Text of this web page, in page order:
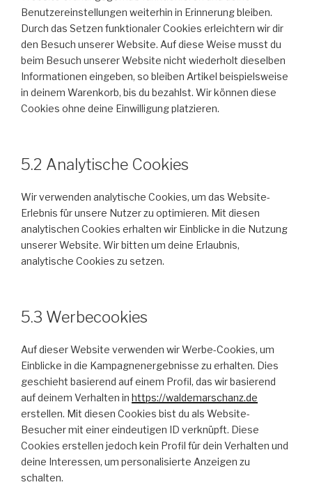
Benutzereinstellungen weiterhin in Erinnerung bleiben.
Durch das Setzen funktionaler Cookies erleichtern wir dir
den Besuch unserer Website. Auf diese Weise musst du
beim Besuch unserer Website nicht wiederholt dieselben
Informationen eingeben, so bleiben Artikel beispielsweise
in deinem Warenkorb, bis du bezahlst. Wir können diese
Cookies ohne deine Einwilligung platzieren.
5.2 Analytische Cookies
Wir verwenden analytische Cookies, um das Website-
Erlebnis für unsere Nutzer zu optimieren. Mit diesen
analytischen Cookies erhalten wir Einblicke in die Nutzung
unserer Website. Wir bitten um deine Erlaubnis,
analytische Cookies zu setzen.
5.3 Werbecookies
Auf dieser Website verwenden wir Werbe-Cookies, um
Einblicke in die Kampagnenergebnisse zu erhalten. Dies
geschieht basierend auf einem Profil, das wir basierend
auf deinem Verhalten in https://waldemarschanz.de
erstellen. Mit diesen Cookies bist du als Website-
Besucher mit einer eindeutigen ID verknüpft. Diese
Cookies erstellen jedoch kein Profil für dein Verhalten und
deine Interessen, um personalisierte Anzeigen zu
schalten.